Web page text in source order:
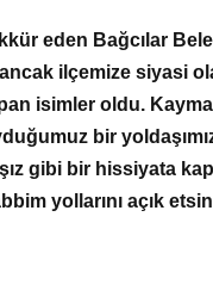
eden Bağcılar
ilçemize siyasi
isimler oldu.
bir
gibi bir hissiyata
yollarını açık